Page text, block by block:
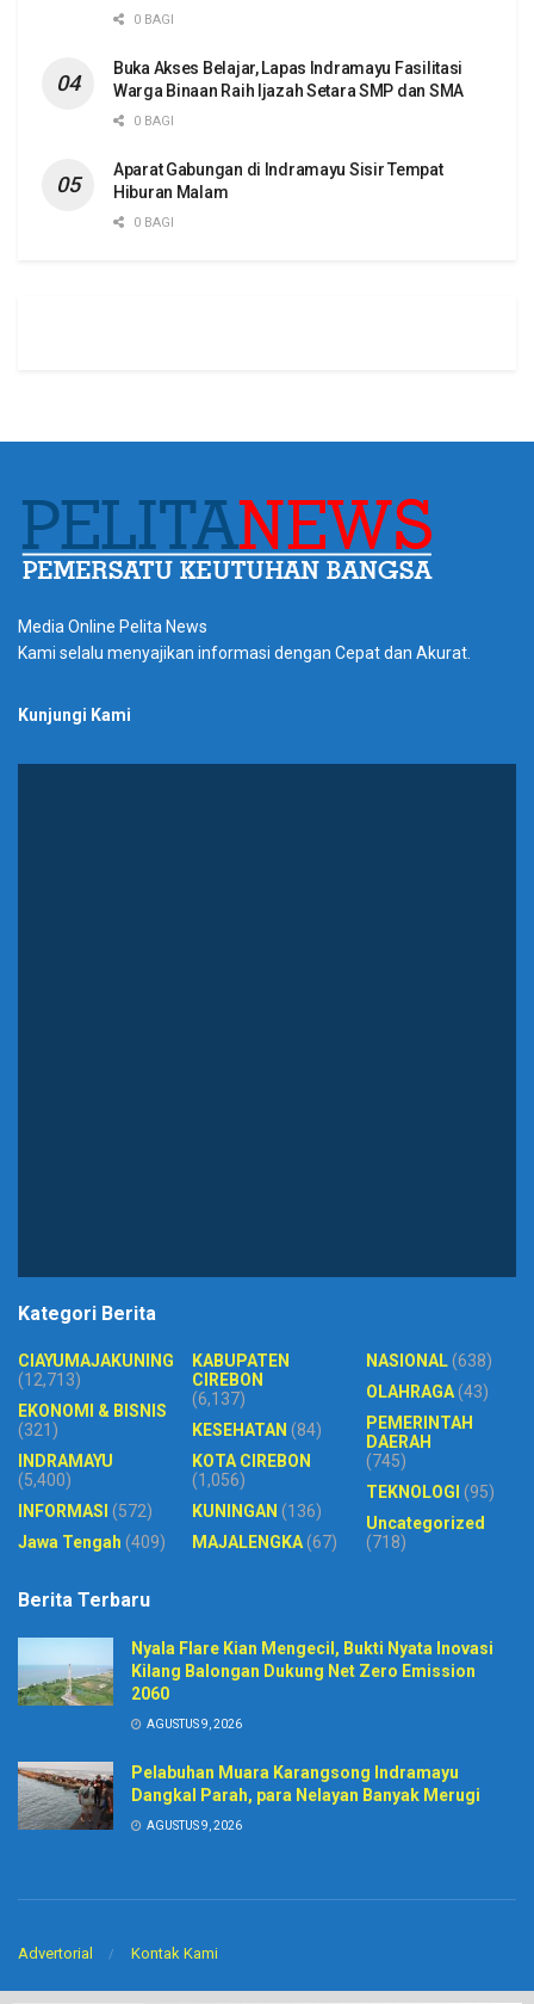
0 BAGI
Buka Akses Belajar, Lapas Indramayu Fasilitasi
Warga Binaan Raih Ijazah Setara SMP dan SMA
0 BAGI
Aparat Gabungan di Indramayu Sisir Tempat
Hiburan Malam
0 BAGI
Media Online Pelita News
Kami selalu menyajikan informasi dengan Cepat dan Akurat.
Kunjungi Kami
Kategori Berita
CIAYUMAJAKUNING
(12,713)
EKONOMI & BISNIS
(321)
INDRAMAYU
(5,400)
INFORMASI (572)
Jawa Tengah (409)
KABUPATEN
CIREBON
(6,137)
KESEHATAN (84)
KOTA CIREBON
(1,056)
KUNINGAN (136)
MAJALENGKA(67)
NASIONAL(638)
OLAHRAGA(43)
PEMERINTAH
DAERAH
(745)
TEKNOLOGI (95)
Uncategorized
(718)
Berita Terbaru
Nyala Flare Kian Mengecil, Bukti Nyata Inovasi
Kilang Balongan Dukung Net Zero Emission
2060
AGUSTUS 9, 2026
Pelabuhan Muara Karangsong Indramayu
Dangkal Parah, para Nelayan Banyak Merugi
AGUSTUS 9, 2026
Advertorial Kontak Kami
PT. Sinar BIntang Intermedia. Developed byCV